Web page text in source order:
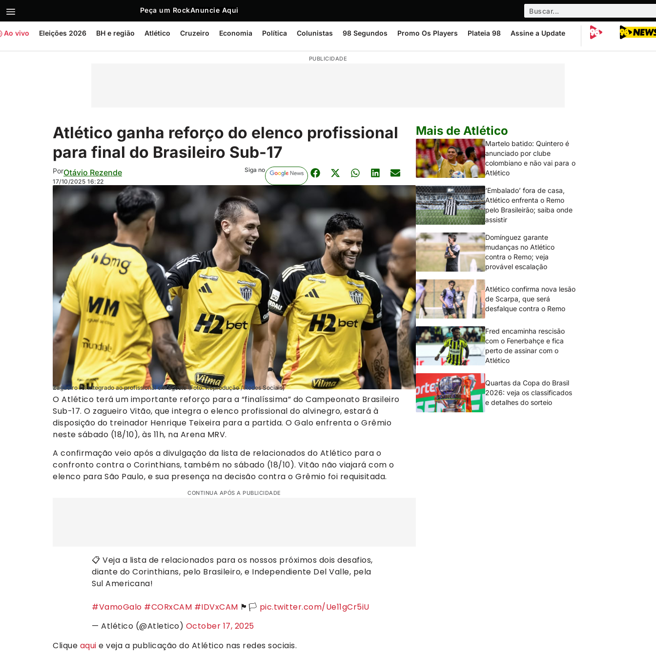
Peça um RockAnuncie Aqui
Ao vivo Eleições 2026 BH e região Atlético Cruzeiro Economia Política Colunistas 98 Segundos Promo Os Players Plateia 98 Assine a Update
PUBLICIDADE
Atlético ganha reforço do elenco profissional
para final do Brasileiro Sub-17
PorOtávio Rezende
17/10/2025 16:22
Siga no
Zagueiro foi integrado ao profissional em agosto (Foto: Reprodução / Redes Sociais)
O Atlético terá um importante reforço para a “finalíssima” do Campeonato Brasileiro
Sub-17. O zagueiro Vitão, que integra o elenco profissional do alvinegro, estará à
disposição do treinador Henrique Teixeira para a partida. O Galo enfrenta o Grêmio
neste sábado (18/10), às 11h, na Arena MRV.
A confirmação veio após a divulgação da lista de relacionados do Atlético para o
confronto contra o Corinthians, também no sábado (18/10). Vitão não viajará com o
elenco para São Paulo, e sua presença na decisão contra o Grêmio foi requisitada.
CONTINUA APÓS A PUBLICIDADE
📋 Veja a lista de relacionados para os nossos próximos dois desafios,
diante do Corinthians, pelo Brasileiro, e Independiente Del Valle, pela
Sul Americana!
#VamoGalo #CORxCAM #IDVxCAM 🏴🏳️ pic.twitter.com/Ue11gCr5iU
— Atlético (@Atletico) October 17, 2025
Clique aqui e veja a publicação do Atlético nas redes sociais.
Mais de Atlético
Martelo batido: Quintero é
anunciado por clube
colombiano e não vai para o
Atlético
‘Embalado’ fora de casa,
Atlético enfrenta o Remo
pelo Brasileirão; saiba onde
assistir
Domínguez garante
mudanças no Atlético
contra o Remo; veja
provável escalação
Atlético confirma nova lesão
de Scarpa, que será
desfalque contra o Remo
Fred encaminha rescisão
com o Fenerbahçe e fica
perto de assinar com o
Atlético
Quartas da Copa do Brasil
2026: veja os classificados
e detalhes do sorteio